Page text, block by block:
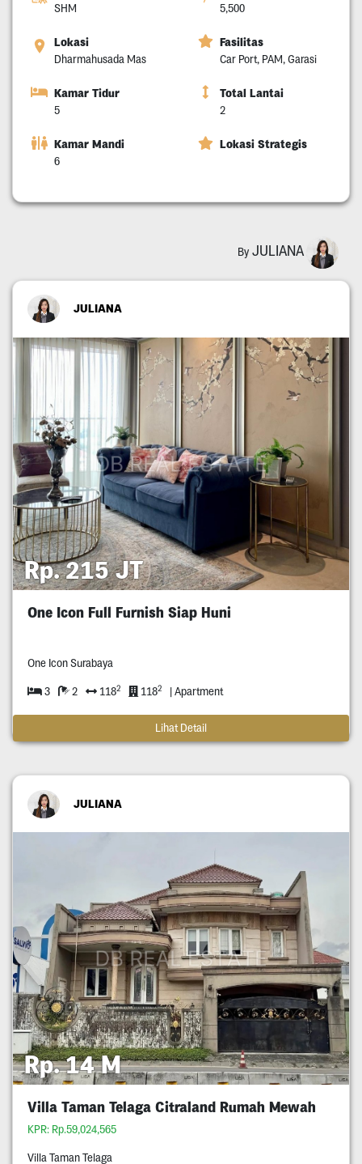
SHM 5,500
Lokasi
Dharmahusada Mas
Fasilitas
Car Port, PAM, Garasi
Kamar Tidur
5
Total Lantai
2
Kamar Mandi
6
Lokasi Strategis
By JULIANA
JULIANA
Rp. 215 JT
One Icon Full Furnish Siap Huni
One Icon Surabaya
3 2 1182 1182 | Apartment
Lihat Detail
JULIANA
Rp. 14 M
Villa Taman Telaga Citraland Rumah Mewah
KPR: Rp.59,024,565
Villa Taman Telaga